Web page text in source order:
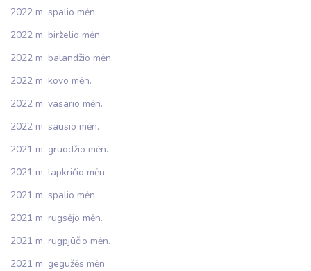
2022 m. spalio mėn.
2022 m. birželio mėn.
2022 m. balandžio mėn.
2022 m. kovo mėn.
2022 m. vasario mėn.
2022 m. sausio mėn.
2021 m. gruodžio mėn.
2021 m. lapkričio mėn.
2021 m. spalio mėn.
2021 m. rugsėjo mėn.
2021 m. rugpjūčio mėn.
2021 m. gegužės mėn.